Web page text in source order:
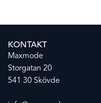
KONTAKT
Maxmode
Storgatan 20
541 30 Skövde